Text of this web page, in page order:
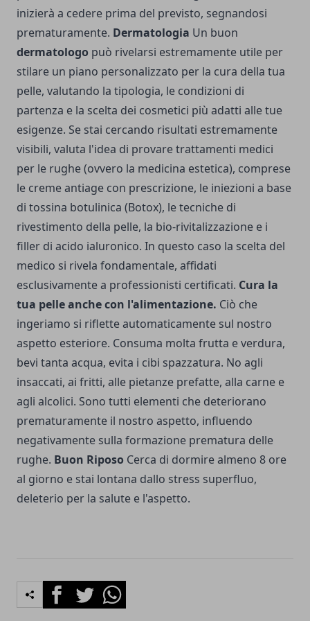
inizierà a cedere prima del previsto, segnandosi
prematuramente. Dermatologia Un buon
dermatologo può rivelarsi estremamente utile per
stilare un piano personalizzato per la cura della tua
pelle, valutando la tipologia, le condizioni di
partenza e la scelta dei cosmetici più adatti alle tue
esigenze. Se stai cercando risultati estremamente
visibili, valuta l'idea di provare trattamenti medici
per le rughe (ovvero la medicina estetica), comprese
le creme antiage con prescrizione, le iniezioni a base
di tossina botulinica (Botox), le tecniche di
rivestimento della pelle, la bio-rivitalizzazione e i
filler di acido ialuronico. In questo caso la scelta del
medico si rivela fondamentale, affidati
esclusivamente a professionisti certificati. Cura la
tua pelle anche con l'alimentazione. Ciò che
ingeriamo si riflette automaticamente sul nostro
aspetto esteriore. Consuma molta frutta e verdura,
bevi tanta acqua, evita i cibi spazzatura. No agli
insaccati, ai fritti, alle pietanze prefatte, alla carne e
agli alcolici. Sono tutti elementi che deteriorano
prematuramente il nostro aspetto, influendo
negativamente sulla formazione prematura delle
rughe. Buon Riposo Cerca di dormire almeno 8 ore
al giorno e stai lontana dallo stress superfluo,
deleterio per la salute e l'aspetto.
FacebookTwitterWhatsapp